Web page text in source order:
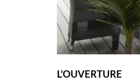
L’OUVERTURE